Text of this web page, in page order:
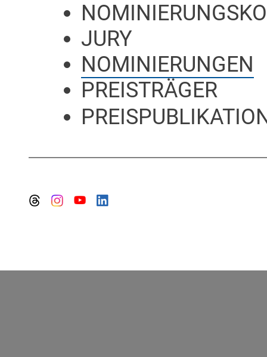
JURY
NOMINIERUNGEN
PREISTRÄGER